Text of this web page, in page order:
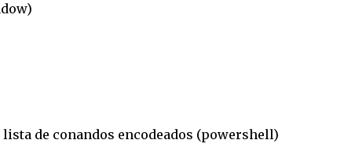
de conandos encodeados (powershell)